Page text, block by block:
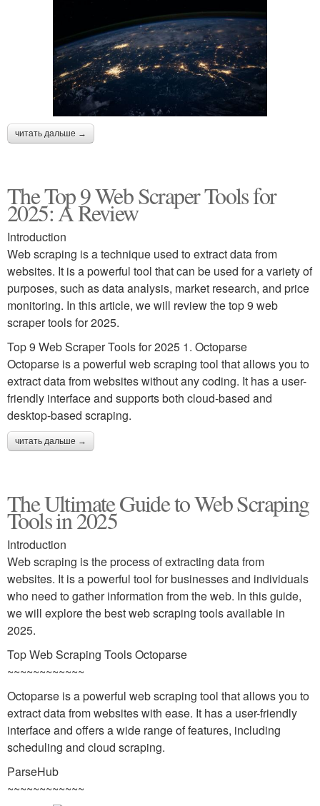
читать дальше →
The Top 9 Web Scraper Tools for
2025: A Review
Introduction
Web scraping is a technique used to extract data from
websites. It is a powerful tool that can be used for a variety of
purposes, such as data analysis, market research, and price
monitoring. In this article, we will review the top 9 web
scraper tools for 2025.
Top 9 Web Scraper Tools for 2025 1. Octoparse
Octoparse is a powerful web scraping tool that allows you to
extract data from websites without any coding. It has a user-
friendly interface and supports both cloud-based and
desktop-based scraping.
читать дальше →
The Ultimate Guide to Web Scraping
Tools in 2025
Introduction
Web scraping is the process of extracting data from
websites. It is a powerful tool for businesses and individuals
who need to gather information from the web. In this guide,
we will explore the best web scraping tools available in
2025.
Top Web Scraping Tools Octoparse
~~~~~~~~~~~~
Octoparse is a powerful web scraping tool that allows you to
extract data from websites with ease. It has a user-friendly
interface and offers a wide range of features, including
scheduling and cloud scraping.
ParseHub
~~~~~~~~~~~~